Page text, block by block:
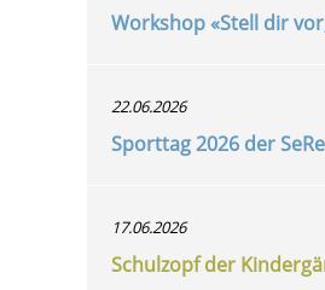
Workshop «Stell dir
22.06.2026
Sporttag 2026 der
17.06.2026
Schulzopf der